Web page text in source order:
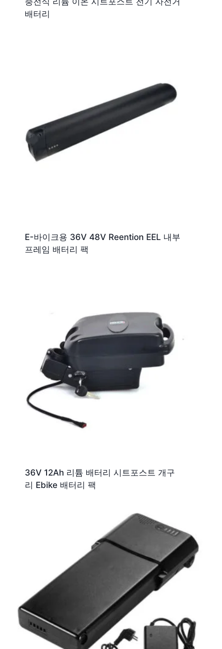
배터리
E-바이크용 36V 48V Reention EEL 내부
프레임 배터리 팩
36V 12Ah 리튬 배터리 시트포스트 개구
리 Ebike 배터리 팩